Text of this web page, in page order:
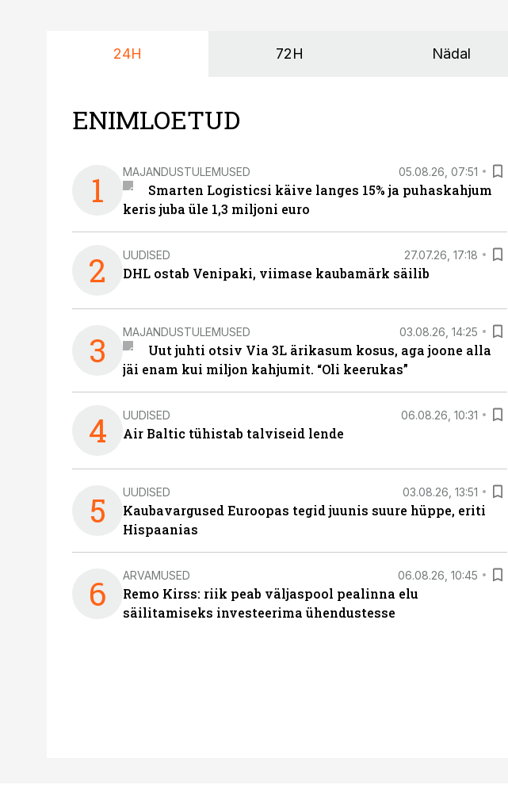
24H 72H Nädal
ENIMLOETUD
1 MAJANDUSTULEMUSED 05.08.26, 07:51
Smarten Logisticsi käive langes 15% ja puhaskahjum
keris juba üle 1,3 miljoni euro
2 UUDISED 27.07.26, 17:18
DHL ostab Venipaki, viimase kaubamärk säilib
3 MAJANDUSTULEMUSED 03.08.26, 14:25
Uut juhti otsiv Via 3L ärikasum kosus, aga joone alla
jäi enam kui miljon kahjumit. “Oli keerukas”
4 UUDISED 06.08.26, 10:31
Air Baltic tühistab talviseid lende
5 UUDISED 03.08.26, 13:51
Kaubavargused Euroopas tegid juunis suure hüppe, eriti
Hispaanias
6 ARVAMUSED 06.08.26, 10:45
Remo Kirss: riik peab väljaspool pealinna elu
säilitamiseks investeerima ühendustesse